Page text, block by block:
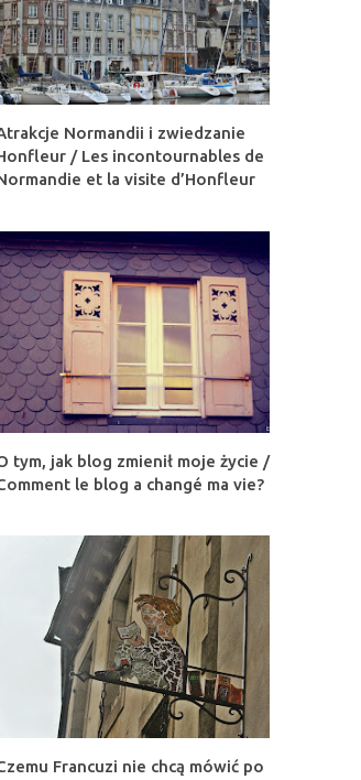
Normandii i zwiedzanie
/ Les incontournables de
et la visite d’Honfleur
tym, jak blog zmienił moje życie /
le blog a changé ma vie?
Francuzi nie chcą mówić po